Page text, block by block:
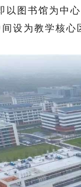
以图书馆为中
设为教学核心